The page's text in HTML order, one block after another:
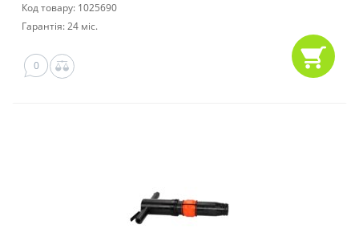
Код товару: 1025690
Гарантія: 24 міс.
0